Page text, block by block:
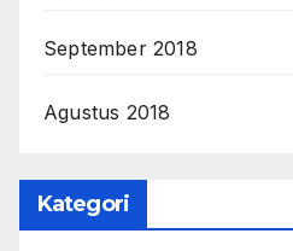
September 2018
Agustus 2018
Kategori